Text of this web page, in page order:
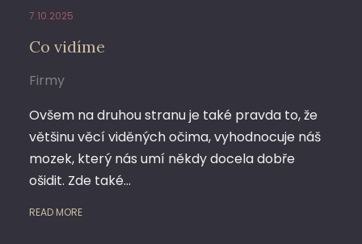
7.10.2025
Co vidíme
Firmy
Ovšem na druhou stranu je také pravda to, že
většinu věcí viděných očima, vyhodnocuje náš
mozek, který nás umí někdy docela dobře
ošidit. Zde také…
READ MORE